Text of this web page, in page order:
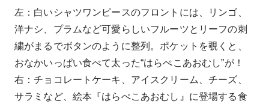
左：白いシャツワンピースのフロントには、リンゴ、
洋ナシ、プラムなど可愛らしいフルーツとリーフの刺
繍がまるでボタンのように整列。ポケットを覗くと、
おなかいっぱい食べて太った“はらぺこあおむし”が！
右：チョコレートケーキ、アイスクリーム、チーズ、
サラミなど、絵本『はらぺこあおむし』に登場する食